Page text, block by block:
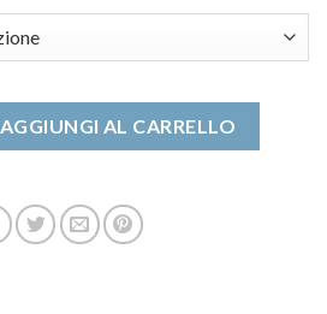
AGGIUNGI AL CARRELLO